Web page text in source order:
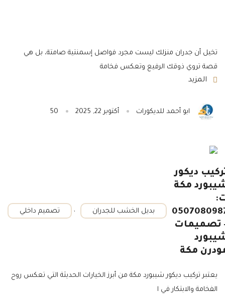
تخيل أن جدران منزلك ليست مجرد فواصل إسمنتية صامتة، بل هي
قصة تروي ذوقك الرفيع وتعكس فخامة
المزيد
ابو أحمد للديكورات أكتوبر 22, 2025 50
بديل الخشب للجدران , تصميم داخلي
ديكور
مكة
تصميمات
مكة
يعتبر تركيب ديكور شيبورد مكة من أبرز الخيارات الحديثة التي تعكس روح
الفخامة والابتكار في ا